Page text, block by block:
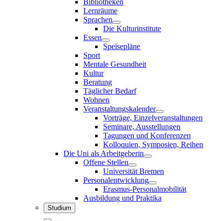
Lernräume
Sprachen
Die Kulturinstitute
Essen
Speisepläne
Sport
Mentale Gesundheit
Kultur
Beratung
Täglicher Bedarf
Wohnen
Veranstaltungskalender
Vorträge, Einzelveranstaltungen
Seminare, Ausstellungen
Tagungen und Konferenzen
Kolloquien, Symposien, Reihen
Die Uni als Arbeitgeberin
Offene Stellen
Universität Bremen
Personalentwicklung
Erasmus-Personalmobilität
Ausbildung und Praktika
Studium